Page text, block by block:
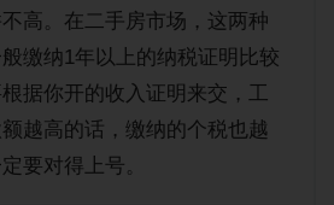
高。在二手房市场，这两种
缴纳1年以上的纳税证明比较
据你开的收入证明来交，工
越高的话，缴纳的个税也越
要对得上号。